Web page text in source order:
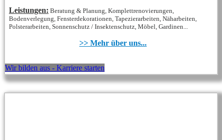
Leistungen: Beratung & Planung, Komplettrenovierungen,
Bodenverlegung, Fensterdekorationen, Tapezierarbeiten, Näharbeiten,
Polsterarbeiten, Sonnenschutz / Insektenschutz, Möbel, Gardinen...
>> Mehr über uns...
Wir bilden aus - Karriere starten